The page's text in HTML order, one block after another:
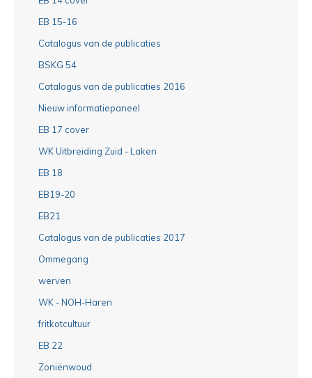
EB 15-16
Catalogus van de publicaties
BSKG 54
Catalogus van de publicaties 2016
Nieuw informatiepaneel
EB 17 cover
WK Uitbreiding Zuid - Laken
EB 18
EB19-20
EB21
Catalogus van de publicaties 2017
Ommegang
werven
WK - NOH-Haren
fritkotcultuur
EB 22
Zoniënwoud